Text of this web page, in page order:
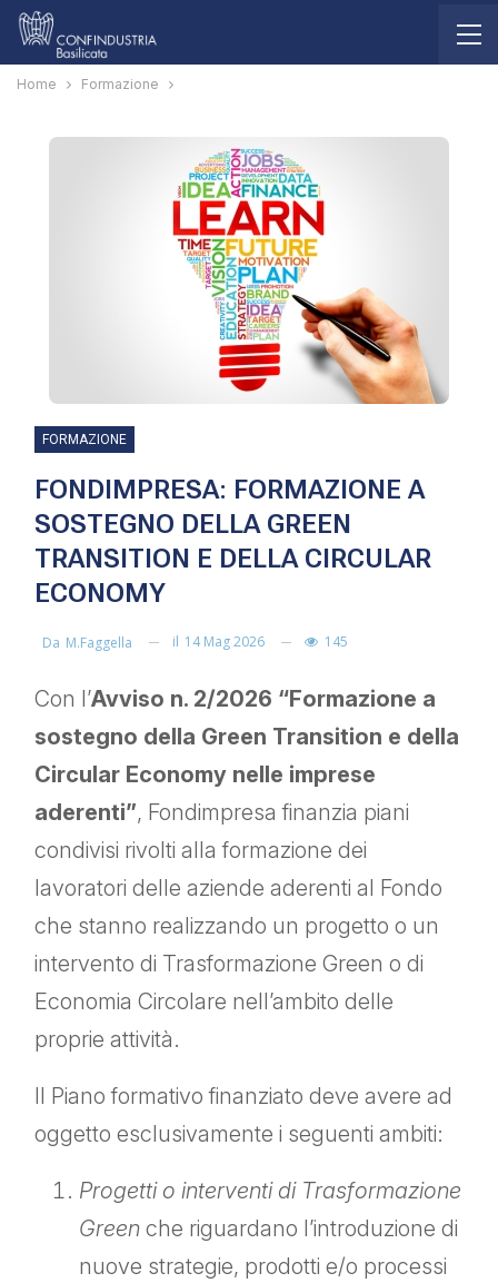
Home Formazione
FORMAZIONE
FONDIMPRESA: FORMAZIONE A
SOSTEGNO DELLA GREEN
TRANSITION E DELLA CIRCULAR
ECONOMY
Da M.faggella il 14 Mag 2026 145
Con l’Avviso n. 2/2026 “Formazione a
sostegno della Green Transition e della
Circular Economy nelle imprese
aderenti”, Fondimpresa finanzia piani
condivisi rivolti alla formazione dei
lavoratori delle aziende aderenti al Fondo
che stanno realizzando un progetto o un
intervento di Trasformazione Green o di
Economia Circolare nell’ambito delle
proprie attività.
Il Piano formativo finanziato deve avere ad
oggetto esclusivamente i seguenti ambiti:
Progetti o interventi di Trasformazione
Green che riguardano l’introduzione di
nuove strategie, prodotti e/o processi